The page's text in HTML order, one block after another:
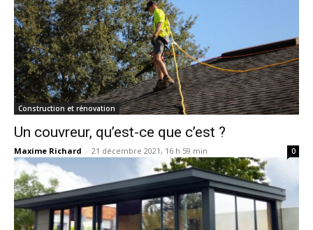
Construction et rénovation
Un couvreur, qu’est-ce que c’est ?
Maxime Richard - 21 décembre 2021, 16 h 59 min 0